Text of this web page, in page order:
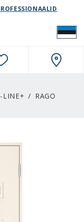
LINE+ RAGO